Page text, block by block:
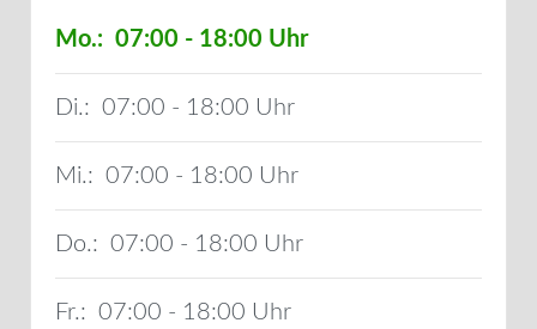
Mo.: 07:00 - 18:00
Di.: 07:00 - 18:00
Mi.: 07:00 - 18:00
Do.: 07:00 - 18:00
Fr.: 07:00 - 18:00